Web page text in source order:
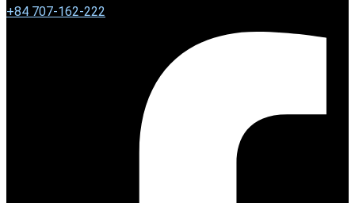
+84 707-162-222